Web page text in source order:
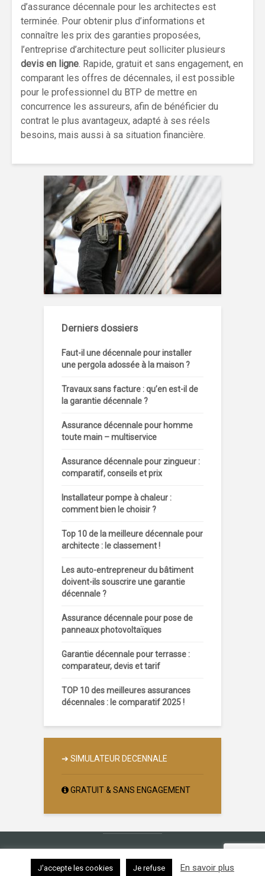
d’assurance décennale pour les architectes est
terminée. Pour obtenir plus d’informations et
connaître les prix des garanties proposées,
l’entreprise d’architecture peut solliciter plusieurs
devis en ligne. Rapide, gratuit et sans engagement, en
comparant les offres de décennales, il est possible
pour le professionnel du BTP de mettre en
concurrence les assureurs, afin de bénéficier du
contrat le plus avantageux, adapté à ses réels
besoins, mais aussi à sa situation financière.
Derniers dossiers
Faut-il une décennale pour installer
une pergola adossée à la maison ?
Travaux sans facture : qu’en est-il de
la garantie décennale ?
Assurance décennale pour homme
toute main – multiservice
Assurance décennale pour zingueur :
comparatif, conseils et prix
Installateur pompe à chaleur :
comment bien le choisir ?
Top 10 de la meilleure décennale pour
architecte : le classement !
Les auto-entrepreneur du bâtiment
doivent-ils souscrire une garantie
décennale ?
Assurance décennale pour pose de
panneaux photovoltaïques
Garantie décennale pour terrasse :
comparateur, devis et tarif
TOP 10 des meilleures assurances
décennales : le comparatif 2025 !
➔ SIMULATEUR DECENNALE
GRATUIT & SANS ENGAGEMENT
Copyright © 2026.Contact|Mentions légales
J'accepte les cookies Je refuse En savoir plus